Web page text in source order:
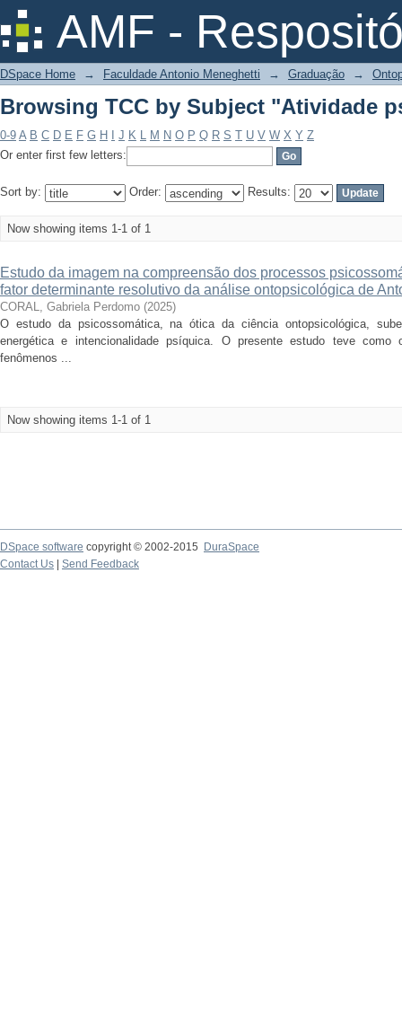
AMF -
Browsing TCC by Subject "Atividade
DSpace Home → Faculdade Antonio Meneghetti → Graduação →
Browsing TCC by Subject "Atividade
0-9 A B C D E F G H J K L M N O P Q R S T U V W X Y Z
Or enter first few letters:
Sort by: Order: Results:
Now showing items 1-1 of 1
Estudo da imagem na compreensão dos processos
fator determinante resolutivo da análise ontopsicológica de
CORAL, Gabriela Perdomo (2025)
O estudo da psicossomática, na ótica da ciência ontopsicológica,
energética e intencionalidade psíquica. O presente estudo teve como
fenômenos ...
Now showing items 1-1 of 1
DSpace software copyright © 2002-2015
DuraSpace
Contact Us
Send Feedback